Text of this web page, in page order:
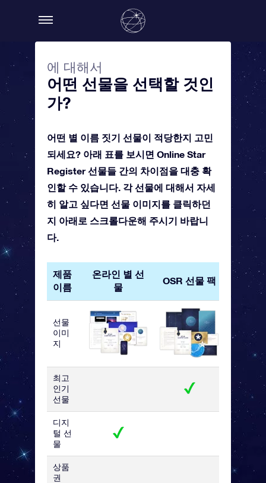
에 대해서
어떤 선물을 선택할 것인
가?
어떤 별 이름 짓기 선물이 적당한지 고민
되세요? 아래 표를 보시면 Online Star
Register 선물들 간의 차이점을 대충 확
인할 수 있습니다. 각 선물에 대해서 자세
히 알고 싶다면 선물 이미지를 클릭하던
지 아래로 스크롤다운해 주시기 바랍니
다.
제품
이름
온라인 별 선
물
OSR 선물 팩
OSR
카
선물
이미
지
최고
인기
선물
디지
털 선
물
상품
권